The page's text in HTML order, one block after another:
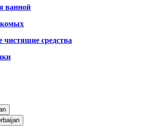
ванной
чистящие средства